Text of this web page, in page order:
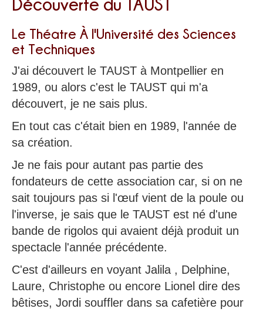
Découverte du TAUST
Le Théatre À l'Université des Sciences
et Techniques
J'ai découvert le TAUST à Montpellier en
1989, ou alors c'est le TAUST qui m'a
découvert, je ne sais plus.
En tout cas c'était bien en 1989, l'année de
sa création.
Je ne fais pour autant pas partie des
fondateurs de cette association car, si on ne
sait toujours pas si l'œuf vient de la poule ou
l'inverse, je sais que le TAUST est né d'une
bande de rigolos qui avaient déjà produit un
spectacle l'année précédente.
C'est d'ailleurs en voyant Jalila , Delphine,
Laure, Christophe ou encore Lionel dire des
bêtises, Jordi souffler dans sa cafetière pour